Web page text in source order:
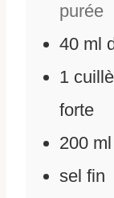
purée
40 ml
1
forte
200 ml
sel fin